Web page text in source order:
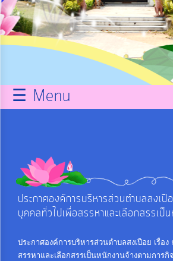
ข่าวสาร
สภา
ITA
e-
☰ Menu
ประกาศองค์การบริหารส่วนตำบลสงเ
บุคคลทั่วไปเพื่อสรรหาและเลือกสรรเป็
ประกาศองค์การบริหารส่วนตำบลสงเปือย เรื่อ
สรรหาและเลือกสรรเป็นหนักงานจ้างตามการ